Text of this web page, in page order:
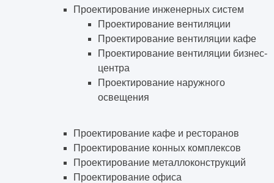
Проектирование инженерных систем
Проектирование вентиляции
Проектирование вентиляции кафе
Проектирование вентиляции бизнес-
центра
Проектирование наружного
освещения
Проектирование кафе и ресторанов
Проектирование конных комплексов
Проектирование металлоконструкций
Проектирование офиса